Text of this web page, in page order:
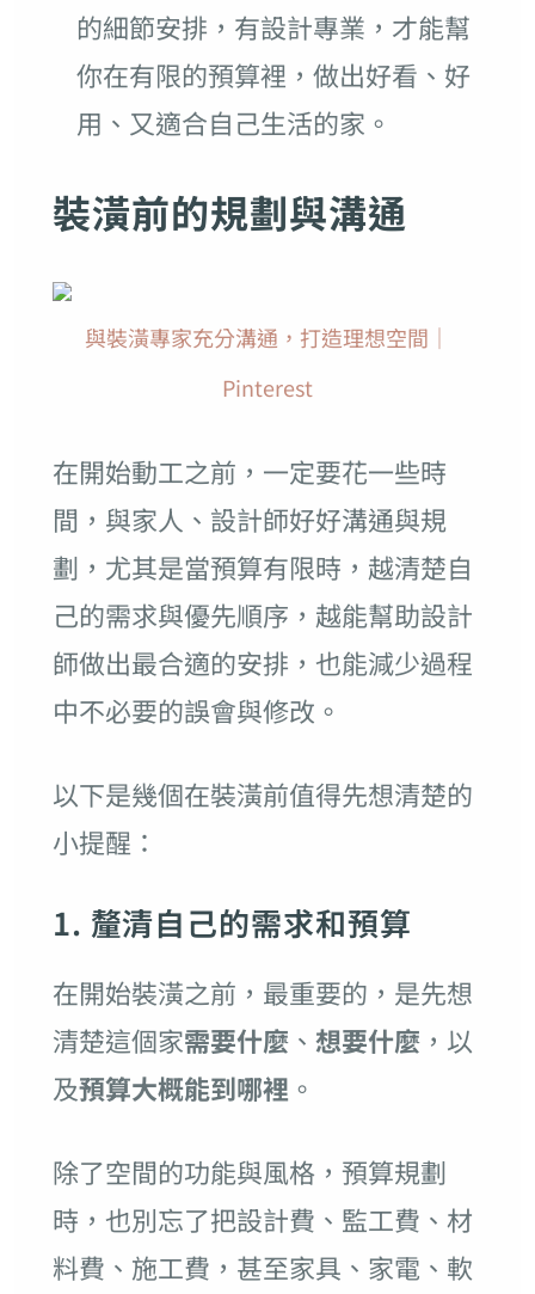
的細節安排，有設計專業，才能幫
你在有限的預算裡，做出好看、好
用、又適合自己生活的家。
裝潢前的規劃與溝通
與裝潢專家充分溝通，打造理想空間｜
Pinterest
在開始動工之前，一定要花一些時
間，與家人、設計師好好溝通與規
劃，尤其是當預算有限時，越清楚自
己的需求與優先順序，越能幫助設計
師做出最合適的安排，也能減少過程
中不必要的誤會與修改。
以下是幾個在裝潢前值得先想清楚的
小提醒：
1. 釐清自己的需求和預算
在開始裝潢之前，最重要的，是先想
清楚這個家需要什麼、 想要什麼，以
及預算大概能到哪裡 。
除了空間的功能與風格，預算規劃
時，也別忘了把設計費、監工費、材
料費、施工費，甚至家具、家電、軟